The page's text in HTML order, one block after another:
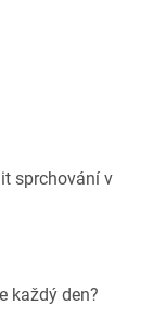
sprchování v
každý den?